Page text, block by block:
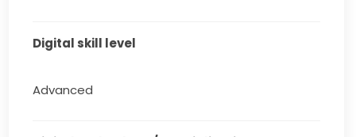
Digital skill level
Advanced